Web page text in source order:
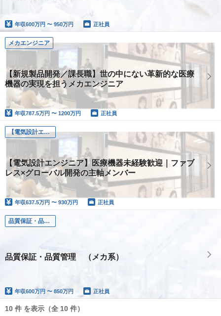
年収600万円 〜 950万円 正社員
メカエンジニア
【新規製品開発／課長職】世の中にない革新的な医療
機器の実現を担うメカエンジニア
年収787.5万円 〜 1200万円 正社員
【電気設計エンジニア】医療機器未経験歓迎｜ファブレス×グローバル開発の主軸メンバー
【電気設計エンジニア】医療機器未経験歓迎｜ファブ
レス×グローバル開発の主軸メンバー
年収637.5万円 〜 930万円 正社員
品質保証・品質管理 （メカ系）
品質保証・品質管理 （メカ系）
年収600万円 〜 850万円 正社員
10 件 を表示（全 10 件）